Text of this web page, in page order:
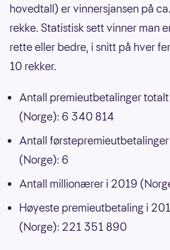
hovedtall) er vinnersjansen på
rekke. Statistisk sett vinner man
rette eller bedre, i snitt på hver
10 rekker.
Antall premieutbetalinger
(Norge): 6 340 814
Antall
(Norge): 6
Antall millionærer i 2019
Høyeste premieutbetaling i
(Norge): 221 351 890